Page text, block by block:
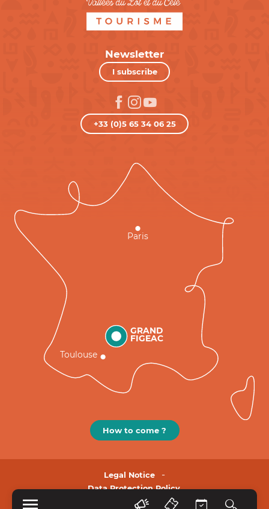
Newsletter
I subscribe
+33 (0)5 65 34 06 25
GRAND
FIGEAC
Toulouse
Paris
How to come ?
Legal Notice
Data Protection Policy.